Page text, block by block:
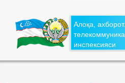
Алоқа,
инспексияси